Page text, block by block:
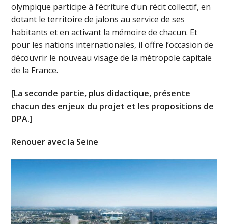
olympique participe à l’écriture d’un récit collectif, en
dotant le territoire de jalons au service de ses
habitants et en activant la mémoire de chacun. Et
pour les nations internationales, il offre l’occasion de
découvrir le nouveau visage de la métropole capitale
de la France.
[La seconde partie, plus didactique, présente
chacun des enjeux du projet et les propositions de
DPA.]
Renouer avec la Seine